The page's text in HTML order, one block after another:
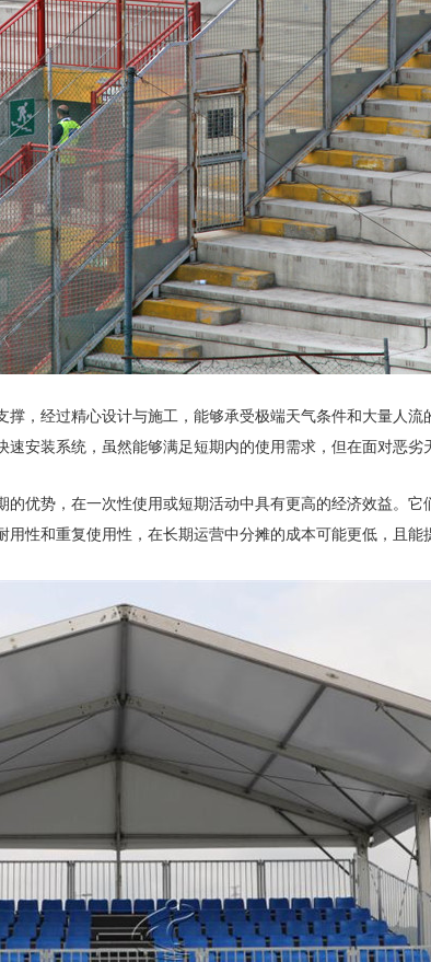
，经过精心设计与施工，能够承受极端天气条件和大量人
安装系统，虽然能够满足短期内的使用需求，但在面对恶劣
的优势，在一次性使用或短期活动中具有更高的经济效益。
性和重复使用性，在长期运营中分摊的成本可能更低，且能